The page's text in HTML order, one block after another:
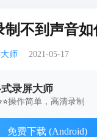
制不到声音
师 2021-05-17
录屏大师
操作简单，高清录制
免费下载 (Android)